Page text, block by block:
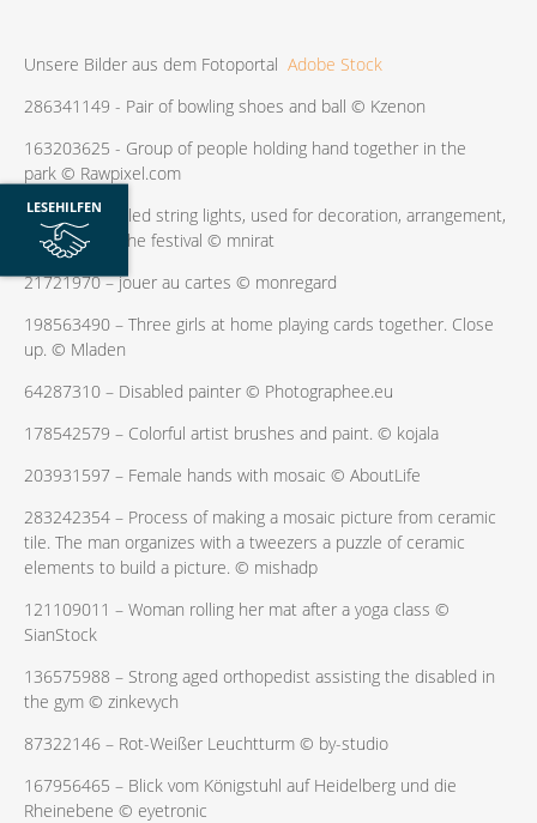
LESEHILFEN
Unsere Bilder aus dem Fotoportal Adobe Stock
286341149 - Pair of bowling shoes and ball © Kzenon
163203625 - Group of people holding hand together in the
park © Rawpixel.com
407134987 – led string lights, used for decoration, arrangement,
according to the festival © mnirat
21721970 – jouer au cartes © monregard
198563490 – Three girls at home playing cards together. Close
up. © Mladen
64287310 – Disabled painter © Photographee.eu
178542579 – Colorful artist brushes and paint. © kojala
203931597 – Female hands with mosaic © AboutLife
283242354 – Process of making a mosaic picture from ceramic
tile. The man organizes with a tweezers a puzzle of ceramic
elements to build a picture. © mishadp
121109011 – Woman rolling her mat after a yoga class ©
SianStock
136575988 – Strong aged orthopedist assisting the disabled in
the gym © zinkevych
87322146 – Rot-Weißer Leuchtturm © by-studio
167956465 – Blick vom Königstuhl auf Heidelberg und die
Rheinebene © eyetronic